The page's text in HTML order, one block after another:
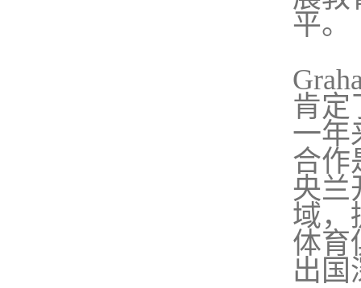
平。
肯定
一年
合作
央兰
域，
体育
出国